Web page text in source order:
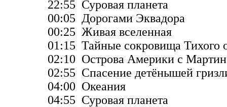
22:55 Суровая планета
00:05 Дорогами Эквадора
00:25 Живая вселенная
01:15 Тайные сокровища Тихого
02:10 Острова Америки с
02:55 Спасение детёнышей
04:00 Океания
04:55 Суровая планета